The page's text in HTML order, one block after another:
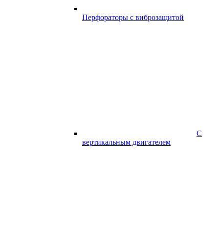
Перфораторы с виброзащитой
С
вертикальным двигателем